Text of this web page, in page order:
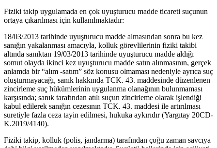
Fiziki takip uygulamada en çok uyuşturucu madde ticareti suçunun
ortaya çıkarılması için kullanılmaktadır:
18/03/2013 tarihinde uyuşturucu madde almasından sonra bu kez
sanığın yakalanması amacıyla, kolluk görevlilerinin fiziki takibi
altında sanıktan 19/03/2013 tarihinde uyuşturucu madde aldığı
somut olayda ikinci kez uyuşturucu madde satın alınmasının, gerçek
anlamda bir “alım -satım” söz konusu olmaması nedeniyle ayrıca suç
oluşturmayacağı, sanık hakkında TCK. 43. maddesinde düzenlenen
zincirleme suç hükümlerinin uygulanma olanağının bulunmaması
karşısında; sanık tarafından atılı suçun zincirleme olarak işlendiği
kabul edilerek sanığın cezesının TCK. 43. maddesi ile artırılması
suretiyle fazla ceza tayin edilmesi, hukuka aykırıdır (Yargıtay 20CD-
K.2019/4140).
Fiziki takip, kolluk (polis, jandarma) tarafından çoğu zaman savcıya